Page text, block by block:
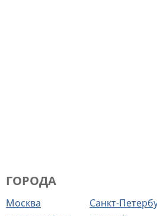
ГОРОДА
Москва Санкт-